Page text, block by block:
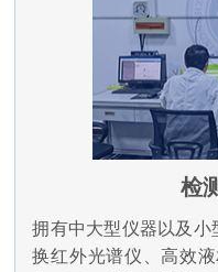
检
拥有中大型仪器以及小
换红外光谱仪、高效